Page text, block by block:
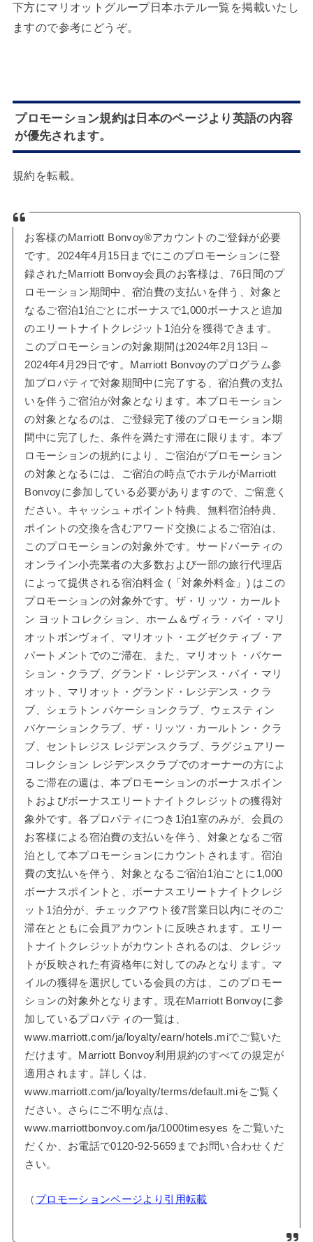
下方にマリオットグループ日本ホテル一覧を掲載いたし
ますので参考にどうぞ。
プロモーション規約は日本のページより英語の内容
が優先されます。
規約を転載。
お客様のMarriott Bonvoy®アカウントのご登録が必要
です。2024年4月15日までにこのプロモーションに登
録されたMarriott Bonvoy会員のお客様は、76日間のプ
ロモーション期間中、宿泊費の支払いを伴う、対象と
なるご宿泊1泊ごとにボーナスで1,000ボーナスと追加
のエリートナイトクレジット1泊分を獲得できます。
このプロモーションの対象期間は2024年2月13日～
2024年4月29日です。Marriott Bonvoyのプログラム参
加プロパティで対象期間中に完了する、宿泊費の支払
いを伴うご宿泊が対象となります。本プロモーション
の対象となるのは、ご登録完了後のプロモーション期
間中に完了した、条件を満たす滞在に限ります。本プ
ロモーションの規約により、ご宿泊がプロモーション
の対象となるには、ご宿泊の時点でホテルがMarriott
Bonvoyに参加している必要がありますので、ご留意く
ださい。キャッシュ＋ポイント特典、無料宿泊特典、
ポイントの交換を含むアワード交換によるご宿泊は、
このプロモーションの対象外です。サードバーティの
オンライン小売業者の大多数および一部の旅行代理店
によって提供される宿泊料金 (「対象外料金」) はこの
プロモーションの対象外です。ザ・リッツ・カールト
ン ヨットコレクション、ホーム＆ヴィラ・バイ・マリ
オットボンヴォイ、マリオット・エグゼクティブ・ア
パートメントでのご滞在、また、マリオット・バケー
ション・クラブ、グランド・レジデンス・バイ・マリ
オット、マリオット・グランド・レジデンス・クラ
ブ、シェラトン バケーションクラブ、ウェスティン
バケーションクラブ、ザ・リッツ・カールトン・クラ
ブ、セントレジス レジデンスクラブ、ラグジュアリー
コレクション レジデンスクラブでのオーナーの方によ
るご滞在の週は、本プロモーションのボーナスポイン
トおよびボーナスエリートナイトクレジットの獲得対
象外です。各プロパティにつき1泊1室のみが、会員の
お客様による宿泊費の支払いを伴う、対象となるご宿
泊として本プロモーションにカウントされます。宿泊
費の支払いを伴う、対象となるご宿泊1泊ごとに1,000
ボーナスポイントと、ボーナスエリートナイトクレジ
ット1泊分が、チェックアウト後7営業日以内にそのご
滞在とともに会員アカウントに反映されます。エリー
トナイトクレジットがカウントされるのは、クレジッ
トが反映された有資格年に対してのみとなります。マ
イルの獲得を選択している会員の方は、このプロモー
ションの対象外となります。現在Marriott Bonvoyに参
加しているプロパティの一覧は、
www.marriott.com/ja/loyalty/earn/hotels.miでご覧いた
だけます。Marriott Bonvoy利用規約のすべての規定が
適用されます。詳しくは、
www.marriott.com/ja/loyalty/terms/default.miをご覧く
ださい。さらにご不明な点は、
www.marriottbonvoy.com/ja/1000timesyes をご覧いた
だくか、お電話で0120-92-5659までお問い合わせくだ
さい。
（ プロモーションページより引用転載